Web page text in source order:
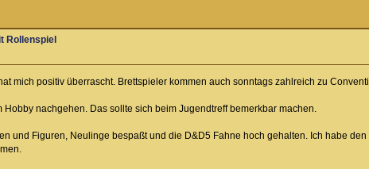
Rollenspiel
mich positiv überrascht. Brettspieler kommen auch sonntags zahlreich zu
nachgehen. Das sollte sich beim Jugendtreff bemerkbar machen.
und Figuren, Neulinge bespaßt und die D&D5 Fahne hoch gehalten. Ich habe